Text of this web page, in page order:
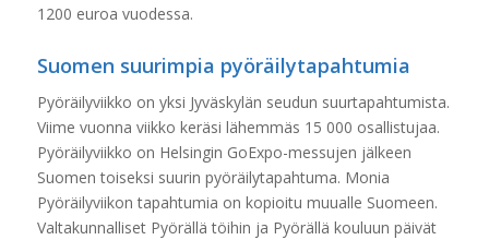
1200 euroa vuodessa.
Suomen suurimpia pyöräilytapahtumia
Pyöräilyviikko on yksi Jyväskylän seudun suurtapahtumista.
Viime vuonna viikko keräsi lähemmäs 15 000 osallistujaa.
Pyöräilyviikko on Helsingin GoExpo­-messujen jälkeen
Suomen toiseksi suurin pyöräilytapahtuma. Monia
Pyöräilyviikon tapahtumia on kopioitu muualle Suomeen.
Valtakunnalliset Pyörällä töihin­ ja Pyörällä kouluun ­päivät